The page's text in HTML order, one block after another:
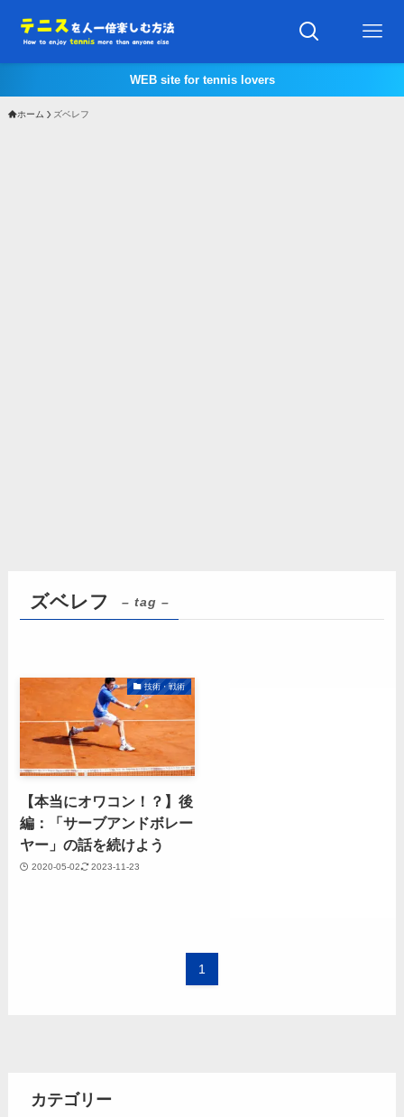
WEB site for tennis lovers
ホーム ズベレフ
ズベレフ – tag –
技術・戦術
【本当にオワコン！？】後
編：「サーブアンドボレー
ヤー」の話を続けよう
2020-05-02 2023-11-23
1
カテゴリー